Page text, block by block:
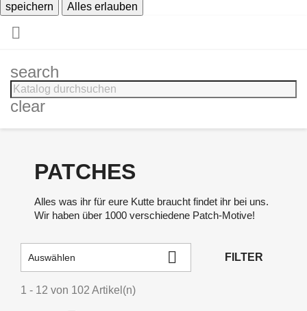
speichern
Alles erlauben

search
clear
PATCHES
Alles was ihr für eure Kutte braucht findet ihr bei uns.
Wir haben über 1000 verschiedene Patch-Motive!
Auswählen  FILTER
1 - 12 von 102 Artikel(n)